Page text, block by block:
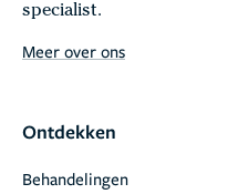
specialist.
Meer over ons
Ontdekken
Behandelingen